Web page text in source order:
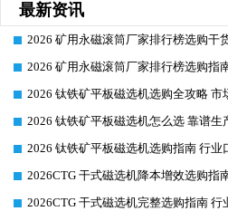
最新资讯
2026 矿用永磁滚筒厂家排行榜选购干
2026 矿用永磁滚筒厂家排行榜选购指
2026 钛铁矿平板磁选机选购全攻略
2026 钛铁矿平板磁选机怎么选 靠谱
2026 钛铁矿平板磁选机选购指南 行业
2026CTG 干式磁选机降本增效选购指
2026CTG 干式磁选机完整选购指南